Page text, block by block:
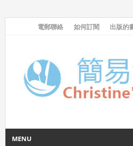
電郵聯絡 如何訂閱 出版的
MENU